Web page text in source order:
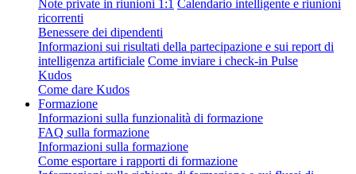
Note private in riunioni 1:1 Calendario intelligente e riunioni
ricorrenti
Benessere dei dipendenti
Informazioni sui risultati della partecipazione e sui report di
intelligenza artificiale Come inviare i check-in Pulse
Kudos
Come dare Kudos
Formazione
Informazioni sulla funzionalità di formazione
FAQ sulla formazione
Informazioni sulla formazione
Come esportare i rapporti di formazione